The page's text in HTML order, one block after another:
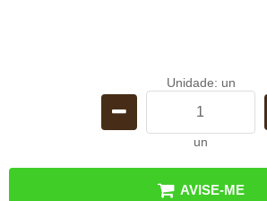
Unidade: un
un
AVISE-ME